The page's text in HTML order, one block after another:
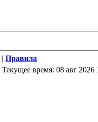
| Правила
Текущее время: 08 авг 2026